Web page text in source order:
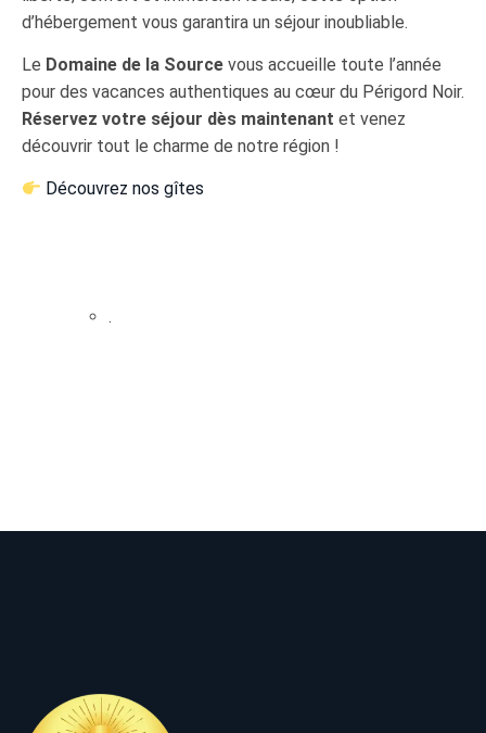
d’hébergement vous garantira un séjour inoubliable.
Le Domaine de la Source vous accueille toute l’année
pour des vacances authentiques au cœur du Périgord Noir.
Réservez votre séjour dès maintenant et venez
découvrir tout le charme de notre région !
Découvrez nos gîtes
.